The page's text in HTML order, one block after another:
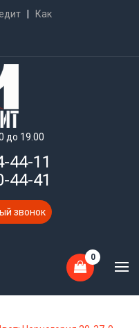
Как
до 19.00
44-11
44-41
звонок
0